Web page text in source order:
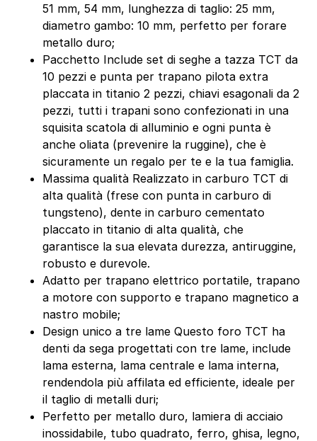
51 mm, 54 mm, lunghezza di taglio: 25 mm,
diametro gambo: 10 mm, perfetto per forare
metallo duro;
Pacchetto Include set di seghe a tazza TCT da
10 pezzi e punta per trapano pilota extra
placcata in titanio 2 pezzi, chiavi esagonali da 2
pezzi, tutti i trapani sono confezionati in una
squisita scatola di alluminio e ogni punta è
anche oliata (prevenire la ruggine), che è
sicuramente un regalo per te e la tua famiglia.
Massima qualità Realizzato in carburo TCT di
alta qualità (frese con punta in carburo di
tungsteno), dente in carburo cementato
placcato in titanio di alta qualità, che
garantisce la sua elevata durezza, antiruggine,
robusto e durevole.
Adatto per trapano elettrico portatile, trapano
a motore con supporto e trapano magnetico a
nastro mobile;
Design unico a tre lame Questo foro TCT ha
denti da sega progettati con tre lame, include
lama esterna, lama centrale e lama interna,
rendendola più affilata ed efficiente, ideale per
il taglio di metalli duri;
Perfetto per metallo duro, lamiera di acciaio
inossidabile, tubo quadrato, ferro, ghisa, legno,